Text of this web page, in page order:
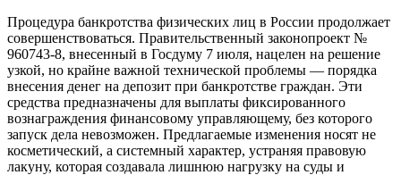
Процедура банкротства физических лиц в России продолжает
совершенствоваться. Правительственный законопроект №
960743-8, внесенный в Госдуму 7 июля, нацелен на решение
узкой, но крайне важной технической проблемы — порядка
внесения денег на депозит при банкротстве граждан. Эти
средства предназначены для выплаты фиксированного
вознаграждения финансовому управляющему, без которого
запуск дела невозможен. Предлагаемые изменения носят не
косметический, а системный характер, устраняя правовую
лакуну, которая создавала лишнюю нагрузку на суды и